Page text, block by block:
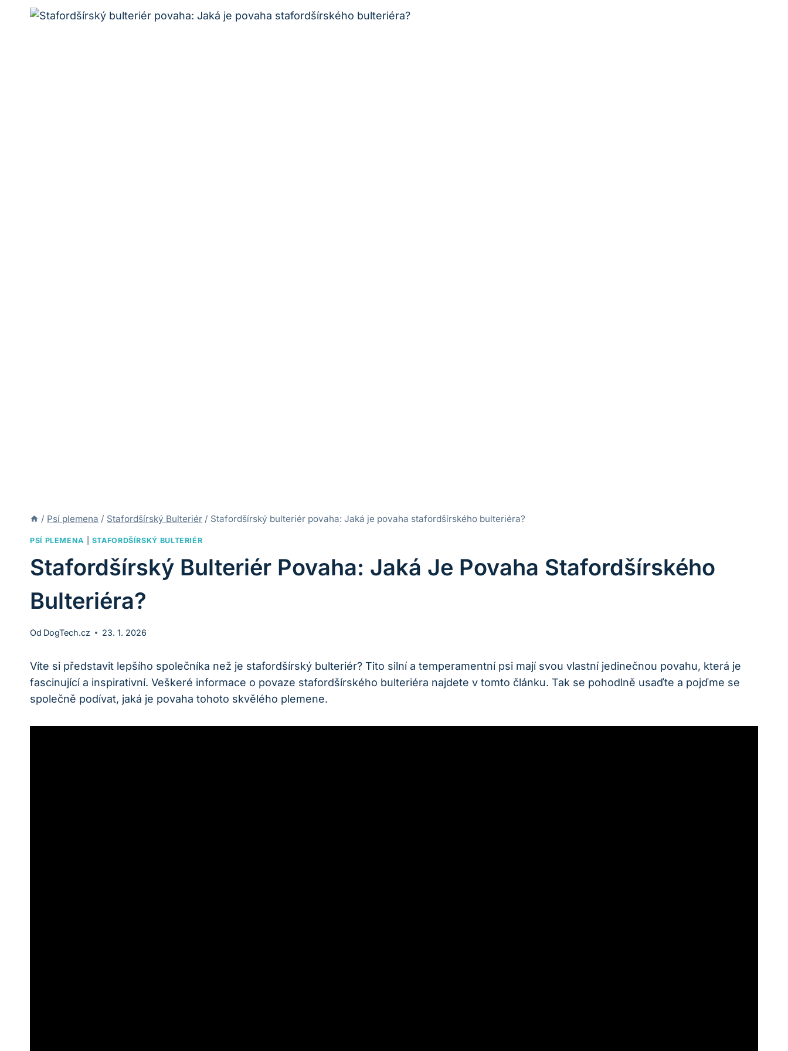
/ Psí plemena / Stafordšírský Bulteriér / Stafordšírský bulteriér povaha: Jaká je povaha stafordšírského bulteriéra?
PSÍ PLEMENA STAFORDŠÍRSKÝ BULTERIÉR
Stafordšírský Bulteriér Povaha: Jaká Je Povaha Stafordšírského
Bulteriéra?
Od DogTech.cz 23. 1. 2026
Víte si představit lepšího společníka než je stafordšírský bulteriér? Tito silní a temperamentní psi mají svou vlastní jedinečnou povahu, která je
fascinující a inspirativní. Veškeré informace o povaze stafordšírského bulteriéra najdete v tomto článku. Tak se pohodlně usaďte a pojďme se
společně podívat, jaká je povaha tohoto skvělého plemene.